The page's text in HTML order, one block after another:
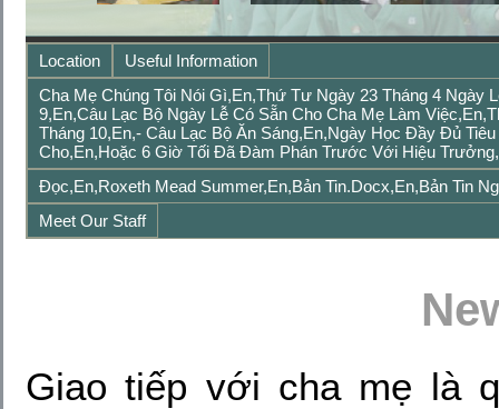
Location
Useful Information
Cha Mẹ Chúng Tôi Nói Gì,en,Thứ Tư Ngày 23 Tháng 4 Ngày
9,en,Câu Lạc Bộ Ngày Lễ Có Sẵn Cho Cha Mẹ Làm
Tháng 10,en,- Câu Lạc Bộ Ăn Sáng,en,Ngày Học Đầy Đủ
Cho,en,hoặc 6 Giờ Tối Đã Đàm Phán Trước Với Hiệu
Đọc,en,Roxeth Mead Summer,en,Bản Tin.Docx,en,Bản Tin
Meet Our Staff
Giao tiếp với cha mẹ là